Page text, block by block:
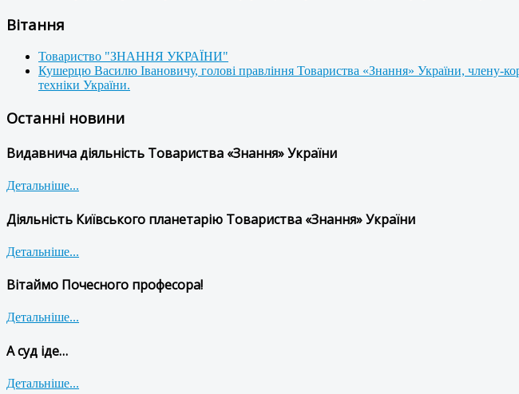
Вітання
Товариство "ЗНАННЯ УКРАЇНИ"
Кушерцю Василю Івановичу, голові правління Товариства «Знання» України, члену-
техніки України.
Останні новини
Видавнича діяльність Товариства «Знання» України
Детальніше...
Діяльність Київського планетарію Товариства «Знання» України
Детальніше...
Вітаймо Почесного професора!
Детальніше...
А суд іде…
Детальніше...